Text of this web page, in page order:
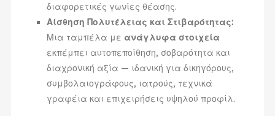
διαφορετικές γωνίες θέασης.
Αίσθηση Πολυτέλειας και Στιβαρότητας:
Μια ταμπέλα με ανάγλυφα στοιχεία
εκπέμπει αυτοπεποίθηση, σοβαρότητα και
διαχρονική αξία — ιδανική για δικηγόρους,
συμβολαιογράφους, ιατρούς, τεχνικά
γραφέια και επιχειρήσεις υψηλού προφίλ.